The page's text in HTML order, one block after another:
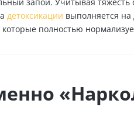
детоксикации выполняется
полностью